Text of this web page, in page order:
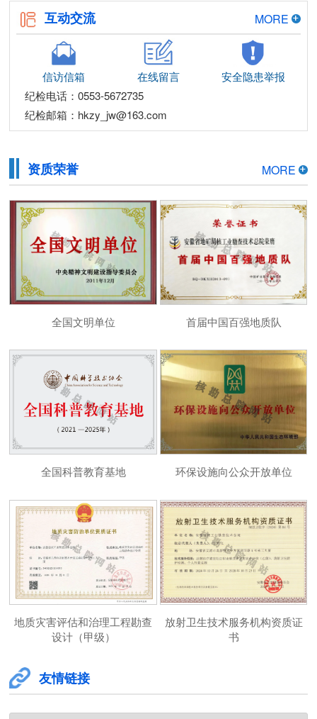
互动交流 MORE
信访信箱 在线留言
安全隐患举报
纪检电话：0553-5672735
纪检邮箱：hkzy_jw@163.com
资质荣誉 MORE
全国文明单位 首届中国百强地质队
全国科普教育基地 环保设施向公众开放单位
地质灾害评估和治理工程勘查
设计（甲级）
放射卫生技术服务机构资质证
书
友情链接